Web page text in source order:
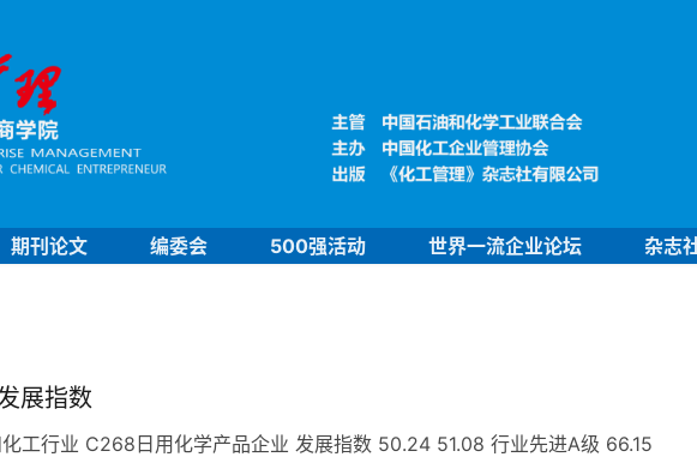
期刊论文 编委会 500强活动 世界一流企业论坛 杂志
展指数
工行业 C268日用化学产品企业 发展指数 50.24 51.08 行业先进A级 66.15